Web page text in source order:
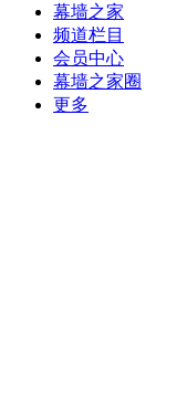
幕墙之家
频道栏目
会员中心
幕墙之家圈
更多